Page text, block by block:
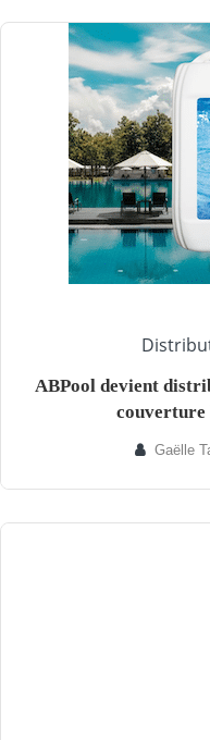
ABPool devient
Gaëlle